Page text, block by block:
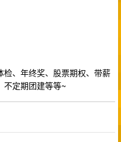
、年终奖、股票期权、带薪
不定期团建等等~